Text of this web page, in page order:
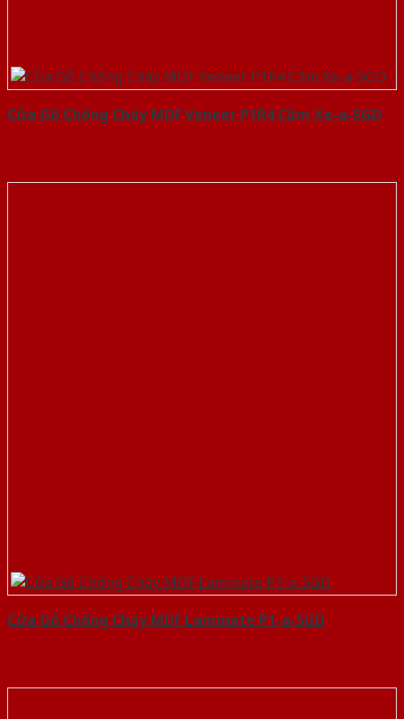
Cửa Gỗ Chống Cháy MDF Veneer P1R4 Căm Xe-a-SGD
Cửa Gỗ Chống Cháy MDF Laminate P1-a-SGD